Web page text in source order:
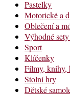
Pastelky
Motorické a
Oblečení a
Výhodné
Sport
Klíčenky
Filmy, knihy,
Stolní hry
Dětské